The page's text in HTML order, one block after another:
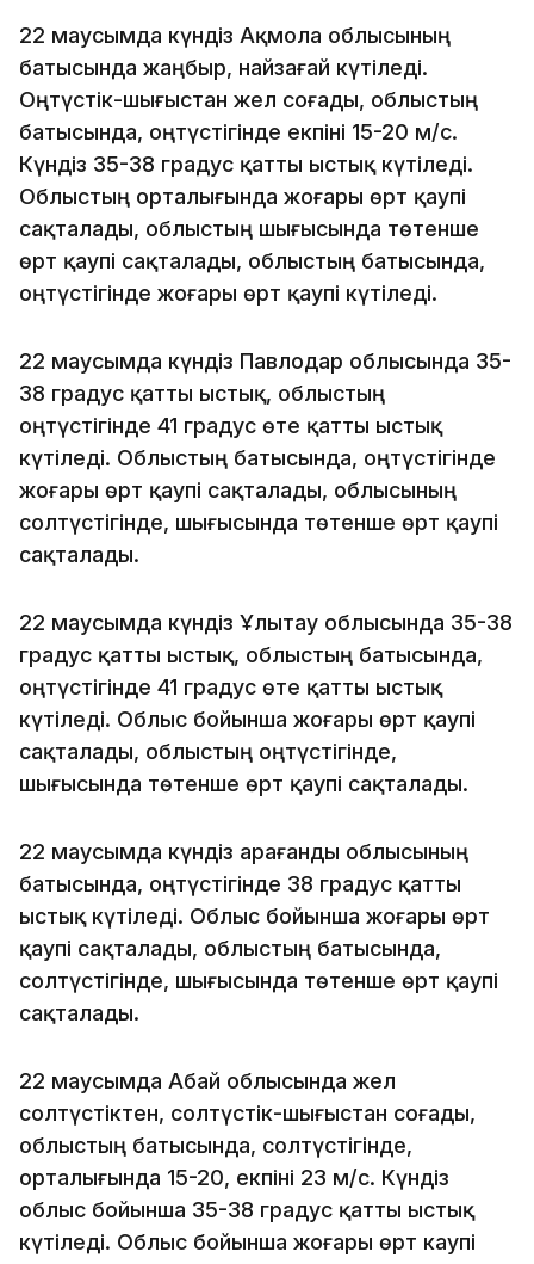
22 маусымда күндіз Ақмола облысының
батысында жаңбыр, найзағай күтіледі.
Оңтүстік-шығыстан жел соғады, облыстың
батысында, оңтүстігінде екпіні 15-20 м/с.
Күндіз 35-38 градус қатты ыстық күтіледі.
Облыстың орталығында жоғары өрт қаупі
сақталады, облыстың шығысында төтенше
өрт қаупі сақталады, облыстың батысында,
оңтүстігінде жоғары өрт қаупі күтіледі.
22 маусымда күндіз Павлодар облысында 35-
38 градус қатты ыстық, облыстың
оңтүстігінде 41 градус өте қатты ыстық
күтіледі. Облыстың батысында, оңтүстігінде
жоғары өрт қаупі сақталады, облысының
солтүстігінде, шығысында төтенше өрт қаупі
сақталады.
22 маусымда күндіз Ұлытау облысында 35-38
градус қатты ыстық, облыстың батысында,
оңтүстігінде 41 градус өте қатты ыстық
күтіледі. Облыс бойынша жоғары өрт қаупі
сақталады, облыстың оңтүстігінде,
шығысында төтенше өрт қаупі сақталады.
22 маусымда күндіз Қарағанды облысының
батысында, оңтүстігінде 38 градус қатты
ыстық күтіледі. Облыс бойынша жоғары өрт
қаупі сақталады, облыстың батысында,
солтүстігінде, шығысында төтенше өрт қаупі
сақталады.
22 маусымда Абай облысында жел
солтүстіктен, солтүстік-шығыстан соғады,
облыстың батысында, солтүстігінде,
орталығында 15-20, екпіні 23 м/с. Күндіз
облыс бойынша 35-38 градус қатты ыстық
күтіледі. Облыс бойынша жоғары өрт каупі